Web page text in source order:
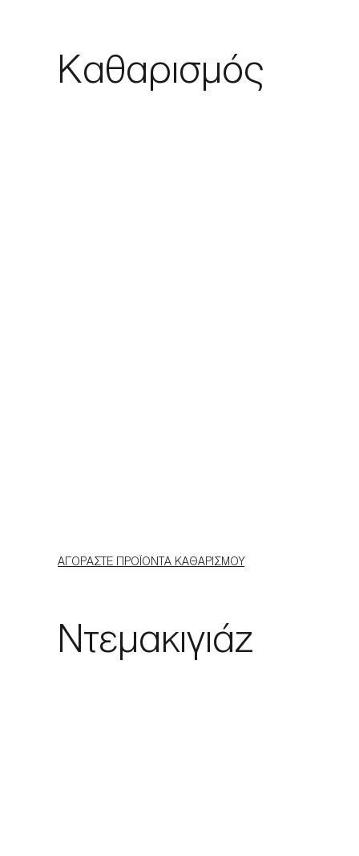
Καθαρισμός
ΑΓΟΡΆΣΤΕ ΠΡΟΪΌΝΤΑ ΚΑΘΑΡΙΣΜΟΎ
Ντεμακιγιάζ